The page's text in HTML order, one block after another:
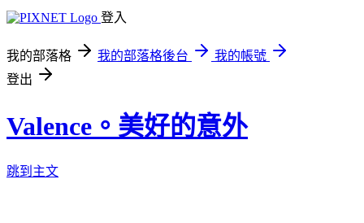
登入
我的部落格 我的部落格後台
我的帳號
登出
Valence。美好的意外
跳到主文